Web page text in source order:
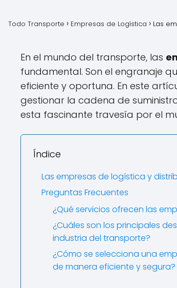
Todo Transporte Empresas de Logística Las
En el mundo del transporte, las
fundamental. Son el engranaje
eficiente y oportuna. En este
gestionar la cadena de
esta fascinante travesía por el
Índice
Las empresas de logística y
Preguntas Frecuentes
¿Qué servicios ofrecen las
¿Cuáles son los principales
industria del transporte?
¿Cómo se selecciona una
de manera eficiente y segura?